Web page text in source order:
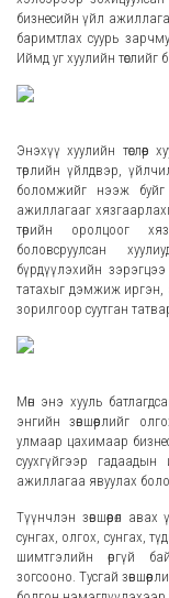
бизнесийн үйл
баримтлах суурь
Иймд уг хуулийн
Энэхүү хуулийн
төрлийн үйлдвэр,
боломжийг нээж буйг
ажиллагааг
төрийн оролцоог
боловсруулсан
бүрдүүлэхийн
татахыг дэмжиж иргэн,
зорилгоор суутган
Мөн энэ хууль
энгийн зөвшөөрлийг
улмаар цахимаар
суухгүйгээр
ажиллагаа явуулах
Түүнчлэн зөвшөөрөл
сунгах, олгох, сунгах,
шимтгэлийн өргүй
зогсооно. Тусгай